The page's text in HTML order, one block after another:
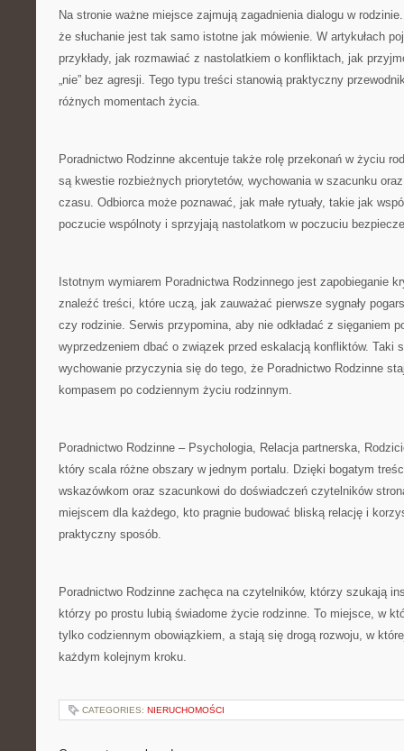
Na stronie ważne miejsce zajmują zagadnienia dialogu w
że słuchanie jest tak samo istotne jak mówienie. W artykułach
przykłady, jak rozmawiać z nastolatkiem o konfliktach, jak
„nie” bez agresji. Tego typu treści stanowią praktyczny
różnych momentach życia.
Poradnictwo Rodzinne akcentuje także rolę przekonań w życiu
są kwestie rozbieżnych priorytetów, wychowania w szacunku
czasu. Odbiorca może poznawać, jak małe rytuały, takie jak
poczucie wspólnoty i sprzyjają nastolatkom w poczuciu
Istotnym wymiarem Poradnictwa Rodzinnego jest zapobieganie
znaleźć treści, które uczą, jak zauważać pierwsze sygnały
czy rodzinie. Serwis przypomina, aby nie odkładać z sięganiem
wyprzedzeniem dbać o związek przed eskalacją konfliktów. Taki
wychowanie przyczynia się do tego, że Poradnictwo Rodzinne
kompasem po codziennym życiu rodzinnym.
Poradnictwo Rodzinne – Psychologia, Relacja partnerska,
który scala różne obszary w jednym portalu. Dzięki bogatym
wskazówkom oraz szacunkowi do doświadczeń czytelników
miejscem dla każdego, kto pragnie budować bliską relację i
praktyczny sposób.
Poradnictwo Rodzinne zachęca na czytelników, którzy szukają
którzy po prostu lubią świadome życie rodzinne. To miejsce, w
tylko codziennym obowiązkiem, a stają się drogą rozwoju, w
każdym kolejnym kroku.
CATEGORIES: NIERUCHOMOŚCI